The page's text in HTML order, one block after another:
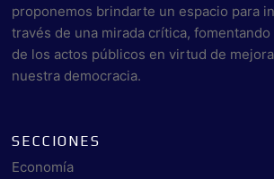
proponemos brindarte un espacio para
través de una mirada crítica,
de los actos públicos en virtud de
nuestra democracia.
SECCIONES
Economía